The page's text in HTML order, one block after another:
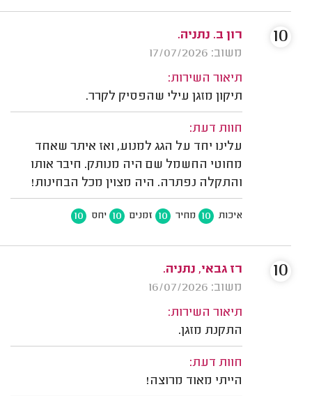
רון ב. נתניה.
משוב: 17/07/2026
תיאור השירות:
תיקון מזגן עילי שהפסיק לקרר.
חוות דעת:
עלינו יחד על הגג למנוע, ואז איתר שאחד
מחוטי החשמל שם היה מנותק. חיבר אותו
והתקלה נפתרה. היה מצוין מכל הבחינות!
איכות 10 מחיר 10 זמנים 10 יחס 10
10
רז גבאי, נתניה.
משוב: 16/07/2026
תיאור השירות:
התקנת מזגן.
חוות דעת:
הייתי מאוד מרוצה!
10